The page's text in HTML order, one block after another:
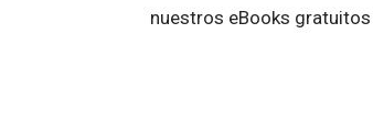
nuestros eBooks